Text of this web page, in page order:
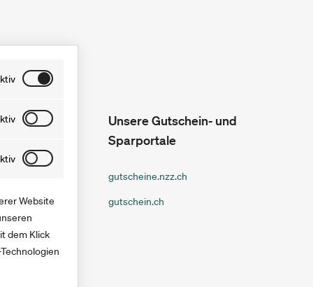
indem
unserer
können.
werden
Website
dem Klick
Unsere Gutschein- und
Sparportale
gutscheine.nzz.ch
gutschein.ch